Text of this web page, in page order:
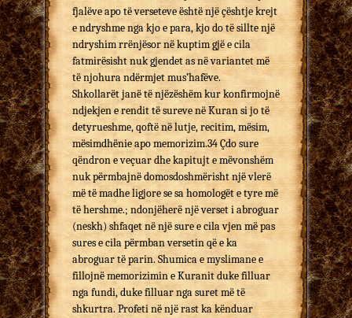
fjalëve apo të verseteve është një çështje krejt
e ndryshme nga kjo e para, kjo do të sillte një
ndryshim rrënjësor në kuptim gjë e cila
fatmirësisht nuk gjendet as në variantet më
të njohura ndërmjet mus’hafëve.
Shkollarët janë të njëzëshëm kur konfirmojnë
ndjekjen e rendit të sureve në Kuran si jo të
detyrueshme, qoftë në lutje, recitim, mësim,
mësimdhënie apo memorizim.34 Çdo sure
qëndron e veçuar dhe kapitujt e mëvonshëm
nuk përmbajnë domosdoshmërisht një vlerë
më të madhe ligjore se sa homologët e tyre më
të hershme.; ndonjëherë një verset i abroguar
(neskh) shfaqet në një sure e cila vjen më pas
sures e cila përmban versetin që e ka
abroguar të parin. Shumica e myslimane e
fillojnë memorizimin e Kuranit duke filluar
nga fundi, duke filluar nga suret më të
shkurtra. Profeti në një rast ka kënduar